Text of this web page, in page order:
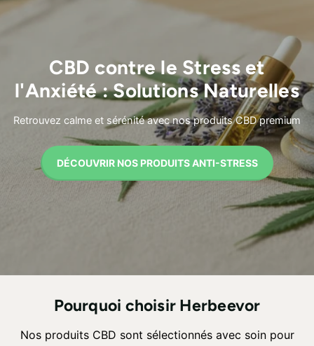
CBD contre le Stress et
l'Anxiété : Solutions Naturelles
Retrouvez calme et sérénité avec nos produits CBD premium
DÉCOUVRIR NOS PRODUITS ANTI-STRESS
Pourquoi choisir Herbeevor
Nos produits CBD sont sélectionnés avec soin pour